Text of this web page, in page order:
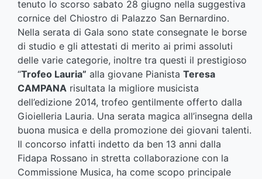
tenuto lo scorso sabato 28 giugno nella suggestiva
cornice del Chiostro di Palazzo San Bernardino.
Nella serata di Gala sono state consegnate le borse
di studio e gli attestati di merito ai primi assoluti
delle varie categorie, inoltre tra questi il prestigioso
“Trofeo Lauria” alla giovane Pianista Teresa
CAMPANA risultata la migliore musicista
dell’edizione 2014, trofeo gentilmente offerto dalla
Gioielleria Lauria. Una serata magica all’insegna della
buona musica e della promozione dei giovani talenti.
Il concorso infatti indetto da ben 13 anni dalla
Fidapa Rossano in stretta collaborazione con la
Commissione Musica, ha come scopo principale